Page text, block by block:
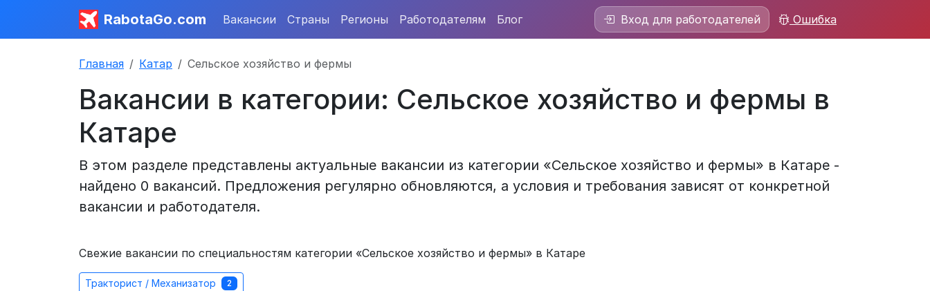
RabotaGo.com Вакансии Страны Регионы Работодателям Блог Вход для работодателей Ошибка
Главная Катар Сельское хозяйство и фермы
Вакансии в категории: Сельское хозяйство и фермы в
Катаре
В этом разделе представлены актуальные вакансии из категории «Сельское хозяйство и фермы» в Катаре -
найдено 0 вакансий. Предложения регулярно обновляются, а условия и требования зависят от конкретной
вакансии и работодателя.
Свежие вакансии по специальностям категории «Сельское хозяйство и фермы» в Катаре
Тракторист / Механизатор 2